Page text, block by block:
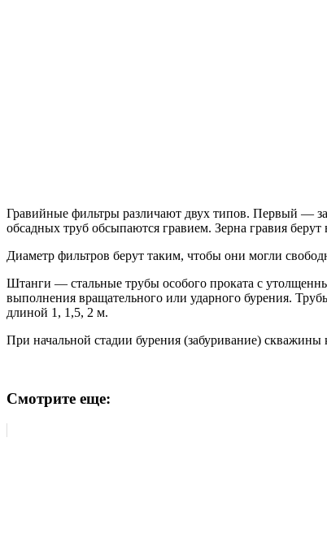
Гравийные фильтры различают двух типов. Первый —
обсадных труб обсыпаются гравием. Зерна гравия
Диаметр фильтров берут таким, чтобы они могли
Штанги — стальные трубы особого проката с
выполнения вращательного или ударного бурения.
длиной 1, 1,5, 2 м.
При начальной стадии бурения (забуривание) скважины
Смотрите еще: